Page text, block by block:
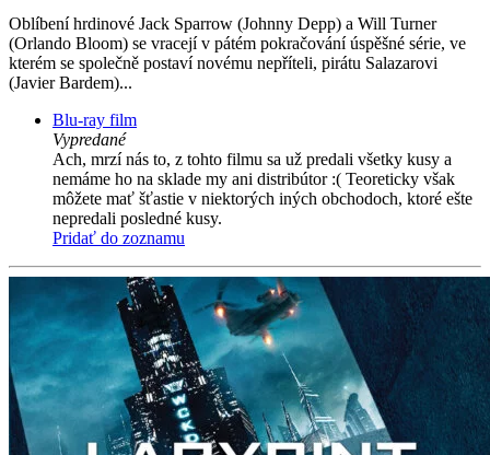
Oblíbení hrdinové Jack Sparrow (Johnny Depp) a Will Turner
(Orlando Bloom) se vracejí v pátém pokračování úspěšné série, ve
kterém se společně postaví novému nepříteli, pirátu Salazarovi
(Javier Bardem)...
Blu-ray film
Vypredané
Ach, mrzí nás to, z tohto filmu sa už predali všetky kusy a
nemáme ho na sklade my ani distribútor :( Teoreticky však
môžete mať šťastie v niektorých iných obchodoch, ktoré ešte
nepredali posledné kusy.
Pridať do zoznamu